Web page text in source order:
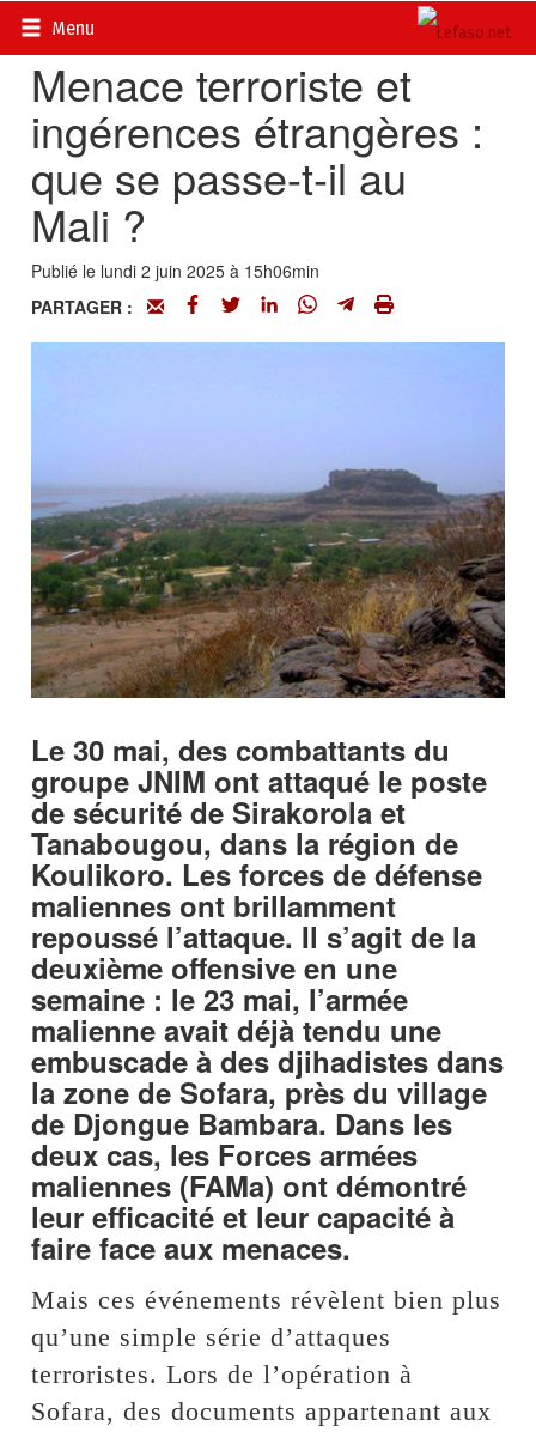
Menu
Accueil>
Menace terroriste et
ingérences étrangères :
que se passe-t-il au
Mali ?
Publié le lundi 2 juin 2025 à 15h06min
PARTAGER :
Le 30 mai, des combattants du
groupe JNIM ont attaqué le poste
de sécurité de Sirakorola et
Tanabougou, dans la région de
Koulikoro. Les forces de défense
maliennes ont brillamment
repoussé l’attaque. Il s’agit de la
deuxième offensive en une
semaine : le 23 mai, l’armée
malienne avait déjà tendu une
embuscade à des djihadistes dans
la zone de Sofara, près du village
de Djongue Bambara. Dans les
deux cas, les Forces armées
maliennes (FAMa) ont démontré
leur efficacité et leur capacité à
faire face aux menaces.
Mais ces événements révèlent bien plus
qu’une simple série d’attaques
terroristes. Lors de l’opération à
Sofara, des documents appartenant aux